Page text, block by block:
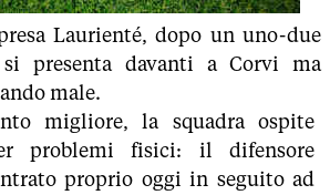
Laurienté, dopo un uno-due
presenta davanti a Corvi ma
male.
migliore, la squadra ospite
problemi fisici: il difensore
proprio oggi in seguito ad